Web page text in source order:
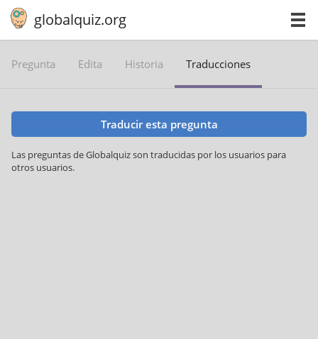
globalquiz.org
Pregunta Edita Historia Traducciones
Traducir esta pregunta
Las preguntas de Globalquiz son traducidas por los usuarios para
otros usuarios.